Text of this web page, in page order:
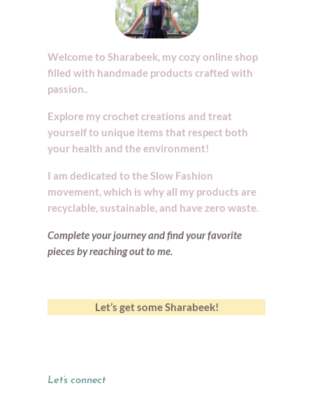
Welcome to Sharabeek, my cozy online shop
filled with handmade products crafted with
passion..
Explore my crochet creations and treat
yourself to unique items that respect both
your health and the environment!
I am dedicated to the Slow Fashion
movement, which is why all my products are
recyclable, sustainable, and have zero waste.
Complete your journey and find yourfavorite
pieces by reaching out to me.
Let’s get some Sharabeek!
Let’s connect